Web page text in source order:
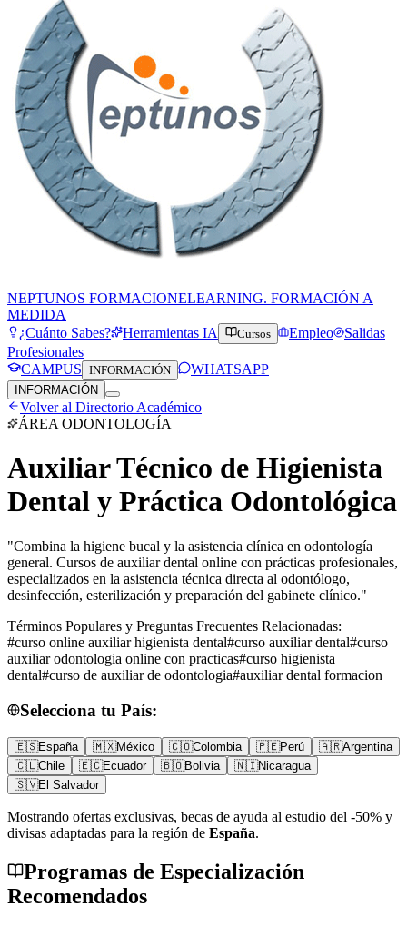
NEPTUNOS FORMACIONELEARNING. FORMACIÓN A
MEDIDA
¿Cuánto Sabes?
Herramientas IA Cursos Empleo
Salidas
Profesionales
CAMPUS INFORMACIÓN WHATSAPP
INFORMACIÓN
Volver al Directorio Académico
ÁREA ODONTOLOGÍA
Auxiliar Técnico de Higienista
Dental y Práctica Odontológica
"Combina la higiene bucal y la asistencia clínica en odontología
general. Cursos de auxiliar dental online con prácticas profesionales,
especializados en la asistencia técnica directa al odontólogo,
desinfección, esterilización y preparación del gabinete clínico."
Términos Populares y Preguntas Frecuentes Relacionadas:
#curso online auxiliar higienista dental#curso auxiliar dental#curso
auxiliar odontologia online con practicas#curso higienista
dental#curso de auxiliar de odontologia#auxiliar dental formacion
Selecciona tu País:
🇪🇸España 🇲🇽México 🇨🇴Colombia 🇵🇪Perú 🇦🇷Argentina
🇨🇱Chile 🇪🇨Ecuador 🇧🇴Bolivia 🇳🇮Nicaragua
🇸🇻El Salvador
Mostrando ofertas exclusivas, becas de ayuda al estudio del -50% y
divisas adaptadas para la región de España.
Programas de Especialización
Recomendados